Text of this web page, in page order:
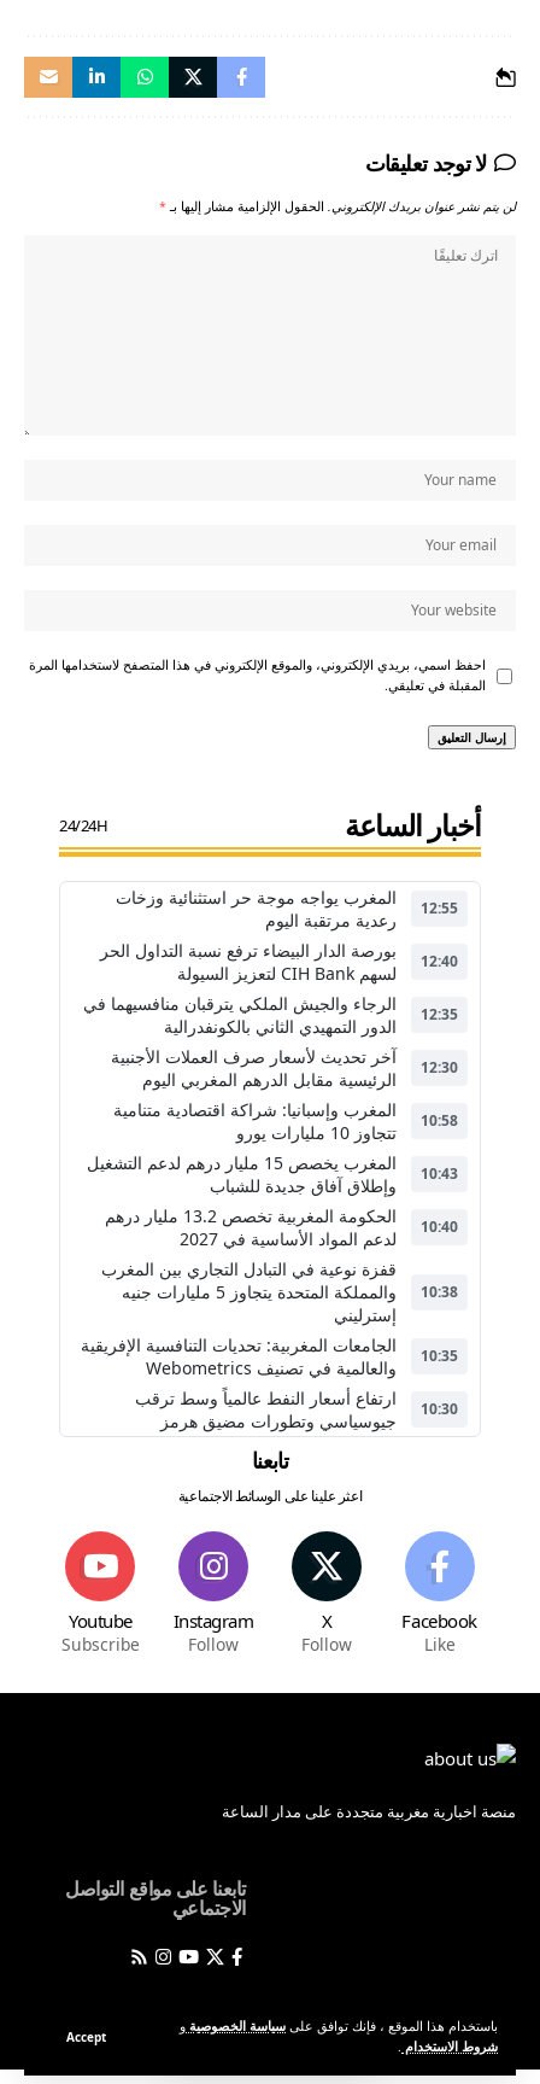
باستخدام هذا الموقع ، فإنك توافق على سياسة الخصوصية و
شروط الاستخدام .
Accept
لا توجد تعليقات
لن يتم نشر عنوان بريدك الإلكتروني. الحقول الإلزامية مشار إليها بـ*
احفظ اسمي، بريدي الإلكتروني، والموقع الإلكتروني في هذا المتصفح لاستخدامها المرة
المقبلة في تعليقي.
أخبار الساعة 24/24H
12:55
المغرب يواجه موجة حر استثنائية وزخات
رعدية مرتقبة اليوم
12:40
بورصة الدار البيضاء ترفع نسبة التداول الحر
لسهم CIH Bank لتعزيز السيولة
12:35
الرجاء والجيش الملكي يترقبان منافسيهما في
الدور التمهيدي الثاني بالكونفدرالية
12:30
آخر تحديث لأسعار صرف العملات الأجنبية
الرئيسية مقابل الدرهم المغربي اليوم
10:58
المغرب وإسبانيا: شراكة اقتصادية متنامية
تتجاوز 10 مليارات يورو
10:43
المغرب يخصص 15 مليار درهم لدعم التشغيل
وإطلاق آفاق جديدة للشباب
10:40
الحكومة المغربية تخصص 13.2 مليار درهم
لدعم المواد الأساسية في 2027
10:38
قفزة نوعية في التبادل التجاري بين المغرب
والمملكة المتحدة يتجاوز 5 مليارات جنيه
إسترليني
10:35
الجامعات المغربية: تحديات التنافسية الإفريقية
والعالمية في تصنيف Webometrics
10:30
ارتفاع أسعار النفط عالمياً وسط ترقب
جيوسياسي وتطورات مضيق هرمز
تابعنا
اعثر علينا على الوسائط الاجتماعية
Facebook
Like
X
Follow
Instagram
Follow
Youtube
Subscribe
منصة اخبارية مغربية متجددة على مدار الساعة
تابعنا على مواقع التواصل
الاجتماعي
CBVPOST © 2026 جميع الحقوق محفوظة